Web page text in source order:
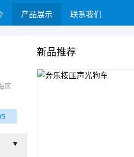
产品展示 联系我们
区
▼
新品推荐